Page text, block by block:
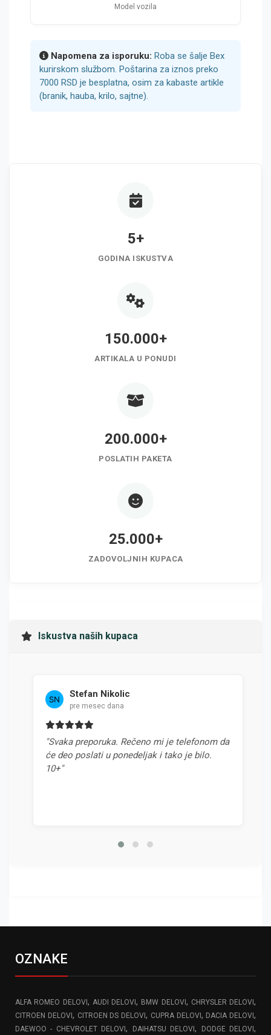
Model vozila
Napomena za isporuku: Roba se šalje Bex
kurirskom službom. Poštarina za iznos preko
7000 RSD je besplatna, osim za kabaste artikle
(branik, hauba, krilo, sajtne).
5+
GODINA ISKUSTVA
150.000+
ARTIKALA U PONUDI
200.000+
POSLATIH PAKETA
25.000+
ZADOVOLJNIH KUPACA
Iskustva naših kupaca
Stefan Nikolic
pre mesec dana
"Svaka preporuka. Rečeno mi je telefonom da
će deo poslati u ponedeljak i tako je bilo.
10+"
OZNAKE
ALFA ROMEO DELOVI, AUDI DELOVI, BMW DELOVI, CHRYSLER DELOVI,
CITROEN DELOVI, CITROEN DS DELOVI, CUPRA DELOVI, DACIA DELOVI,
DAEWOO - CHEVROLET DELOVI, DAIHATSU DELOVI, DODGE DELOVI,